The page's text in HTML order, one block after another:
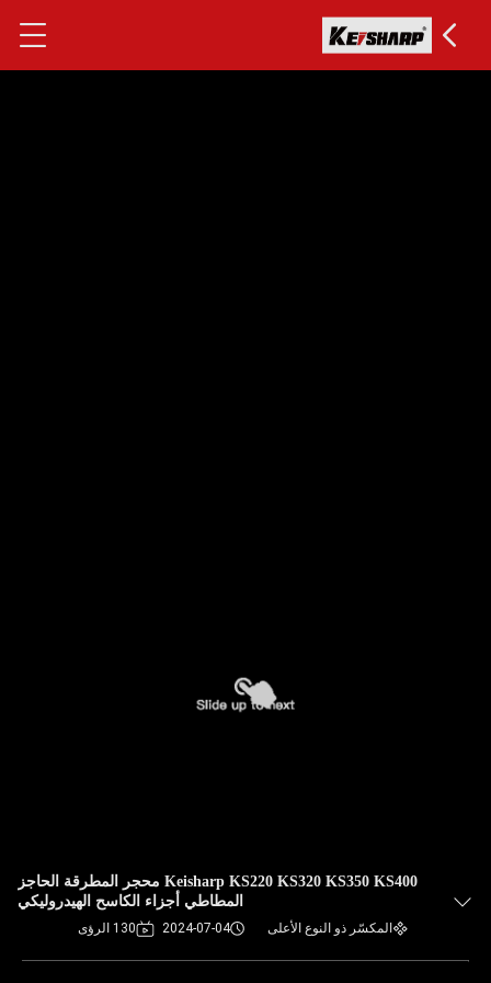
Keisharp KS220 KS320 KS350 KS400 محجر المطرقة الحاجز
المطاطي أجزاء الكاسح الهيدروليكي
المكسّر ذو النوع الأعلى 2024-07-04 130 الرؤى